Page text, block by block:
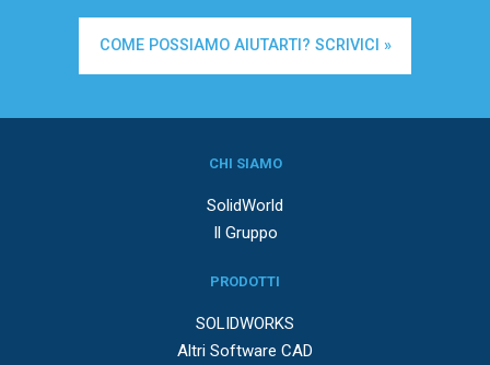
COME POSSIAMO AIUTARTI? SCRIVICI »
CHI SIAMO
SolidWorld
Il Gruppo
PRODOTTI
SOLIDWORKS
Altri Software CAD